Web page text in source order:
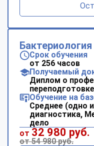
Срок обучения
от 256 часов
Получаемый
Диплом о
переподготовке
Обучение на
Среднее (одно
диагностика,
дело
от 32 980 руб.
от 54 980 руб.